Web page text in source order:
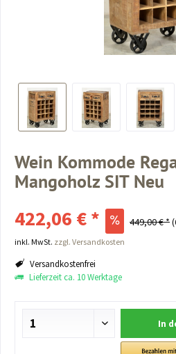
Wein Kommode
Mangoholz SIT Neu
422,06 € * 449,00 € *
inkl. MwSt. zzgl. Versandkosten
Versandkostenfrei
Lieferzeit ca. 10 Werktage
In